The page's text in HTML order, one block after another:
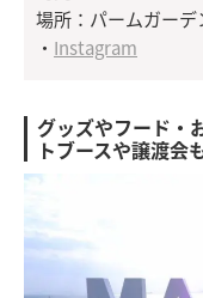
場所：パームガーデ
・ Instagram
グッズやフード・
トブースや譲渡会